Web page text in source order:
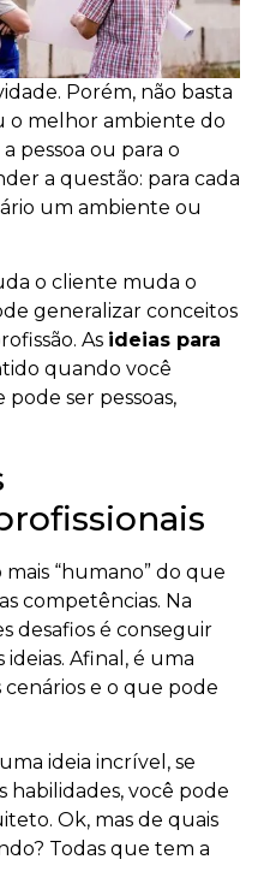
Porém, não basta
o melhor ambiente do
pessoa ou para o
a questão: para cada
um ambiente ou
o cliente muda o
generalizar conceitos
As ideias para
quando você
ser pessoas,
“humano” do que
competências. Na
desafios é conseguir
Afinal, é uma
cenários e o que pode
ideia incrível, se
habilidades, você pode
Ok, mas de quais
Todas que tem a